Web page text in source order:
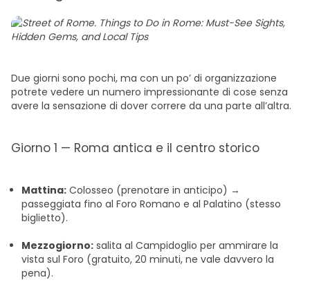
Due giorni sono pochi, ma con un po’ di organizzazione
potrete vedere un numero impressionante di cose senza
avere la sensazione di dover correre da una parte all’altra.
Giorno 1 — Roma antica e il centro storico
Mattina: Colosseo (prenotare in anticipo) →
passeggiata fino al Foro Romano e al Palatino (stesso
biglietto).
Mezzogiorno: salita al Campidoglio per ammirare la
vista sul Foro (gratuito, 20 minuti, ne vale davvero la
pena).